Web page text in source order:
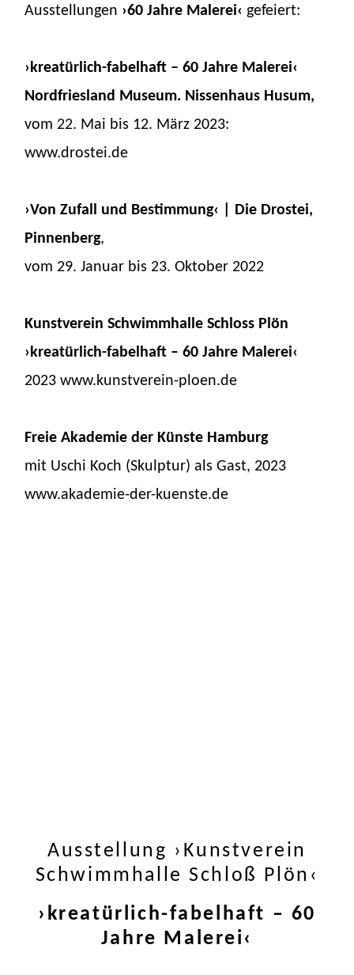
Ausstellungen ›60 Jahre Malerei‹ gefeiert:
›kreatürlich-fabelhaft – 60 Jahre Malerei‹
Nordfriesland Museum. Nissenhaus Husum,
vom 22. Mai bis 12. März 2023:
www.drostei.de
›Von Zufall und Bestimmung‹ | Die Drostei,
Pinnenberg,
vom 29. Januar bis 23. Oktober 2022
Kunstverein Schwimmhalle Schloss Plön
›kreatürlich-fabelhaft – 60 Jahre Malerei‹
2023 www.kunstverein-ploen.de
Freie Akademie der Künste Hamburg
mit Uschi Koch (Skulptur) als Gast, 2023
www.akademie-der-kuenste.de
Ausstellung ›Kunstverein
Schwimmhalle Schloß Plön‹
›kreatürlich-fabelhaft – 60
Jahre Malerei‹